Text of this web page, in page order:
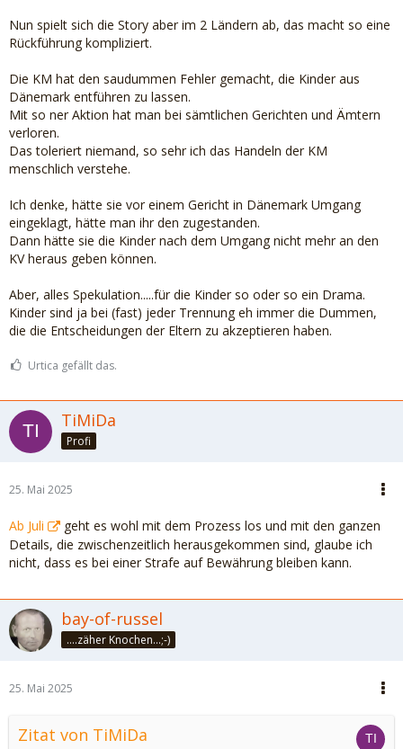
Nun spielt sich die Story aber im 2 Ländern ab, das macht so eine
Rückführung kompliziert.
Die KM hat den saudummen Fehler gemacht, die Kinder aus
Dänemark entführen zu lassen.
Mit so ner Aktion hat man bei sämtlichen Gerichten und Ämtern
verloren.
Das toleriert niemand, so sehr ich das Handeln der KM
menschlich verstehe.
Ich denke, hätte sie vor einem Gericht in Dänemark Umgang
eingeklagt, hätte man ihr den zugestanden.
Dann hätte sie die Kinder nach dem Umgang nicht mehr an den
KV heraus geben können.
Aber, alles Spekulation.....für die Kinder so oder so ein Drama.
Kinder sind ja bei (fast) jeder Trennung eh immer die Dummen,
die die Entscheidungen der Eltern zu akzeptieren haben.
Urtica gefällt das.
TiMiDa
Profi
25. Mai 2025
Ab Juli
geht es wohl mit dem Prozess los und mit den ganzen
Details, die zwischenzeitlich herausgekommen sind, glaube ich
nicht, dass es bei einer Strafe auf Bewährung bleiben kann.
bay-of-russel
....zäher Knochen...;-)
25. Mai 2025
Zitat von TiMiDa